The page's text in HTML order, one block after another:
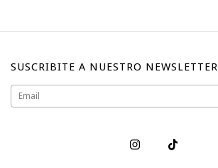
SUSCRIBITE A NUESTRO NEWSLETTER